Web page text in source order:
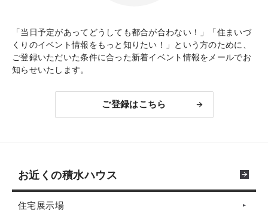
「当日予定があってどうしても都合が合わない！」「住まいづ
くりのイベント情報をもっと知りたい！」という方のために、
ご登録いただいた条件に合った新着イベント情報をメールでお
知らせいたします。
ご登録はこちら
お近くの積水ハウス
住宅展示場